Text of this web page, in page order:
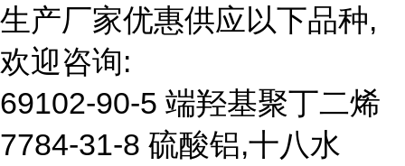
生产厂家优惠供应以下品种,
欢迎咨询:
69102-90-5 端羟基聚丁二烯
7784-31-8 硫酸铝,十八水